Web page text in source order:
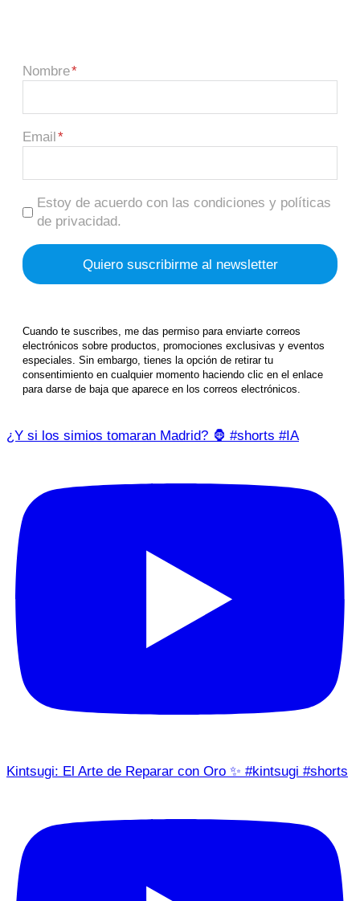
Nombre
Email
Estoy de acuerdo con las condiciones y políticas
de privacidad.
Cuando te suscribes, me das permiso para enviarte correos
electrónicos sobre productos, promociones exclusivas y eventos
especiales. Sin embargo, tienes la opción de retirar tu
consentimiento en cualquier momento haciendo clic en el enlace
para darse de baja que aparece en los correos electrónicos.
¿Y si los simios tomaran Madrid? 🦍 #shorts #IA
Kintsugi: El Arte de Reparar con Oro ✨ #kintsugi #shorts